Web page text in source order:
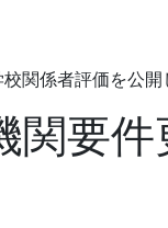
関係者評価を公開
関要